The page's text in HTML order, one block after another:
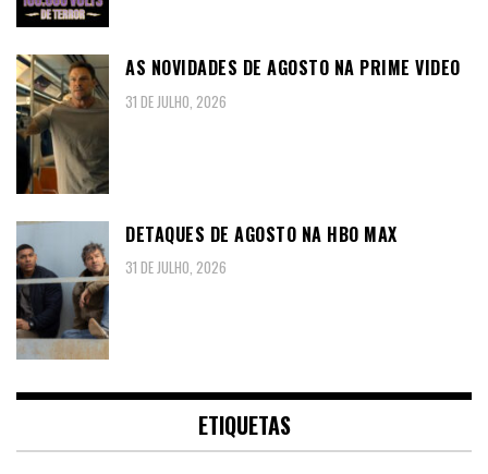
AS NOVIDADES DE AGOSTO NA PRIME VIDEO
31 DE JULHO, 2026
DETAQUES DE AGOSTO NA HBO MAX
31 DE JULHO, 2026
ETIQUETAS